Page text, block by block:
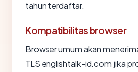
tahun terdaftar.
Kompatibilitas browser
Browser umum akan
TLS englishtalk-id.com jika